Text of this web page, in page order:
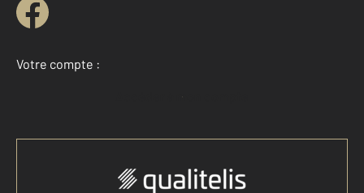
Votre compte :
Accéder à mon compte